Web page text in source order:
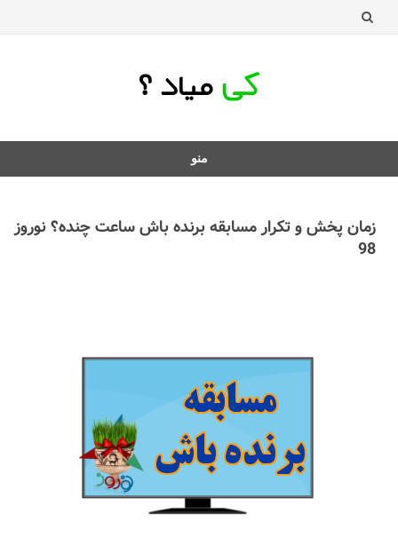
منو
رفتن
زمان پخش و تکرار مسابقه برنده باش ساعت چنده؟ نوروز
98